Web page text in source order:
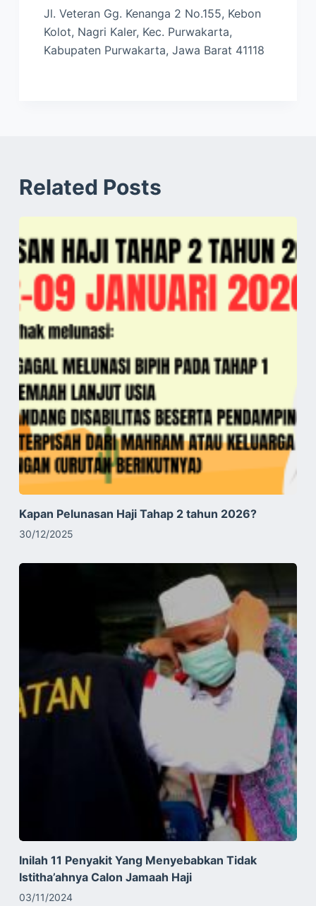
Jl. Veteran Gg. Kenanga 2 No.155, Kebon
Kolot, Nagri Kaler, Kec. Purwakarta,
Kabupaten Purwakarta, Jawa Barat 41118
Related Posts
Kapan Pelunasan Haji Tahap 2 tahun 2026?
30/12/2025
Inilah 11 Penyakit Yang Menyebabkan Tidak
Istitha’ahnya Calon Jamaah Haji
03/11/2024